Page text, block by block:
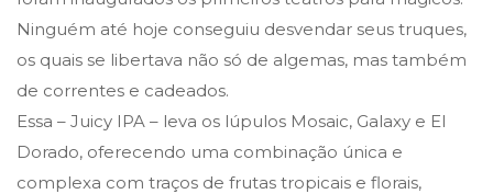
Ninguém até hoje conseguiu desvendar seus truques,
os quais se libertava não só de algemas, mas também
de correntes e cadeados.
Essa – Juicy IPA – leva os lúpulos Mosaic, Galaxy e El
Dorado, oferecendo uma combinação única e
complexa com traços de frutas tropicais e florais,